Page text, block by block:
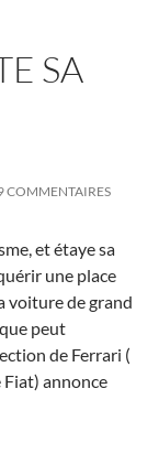
SA
COMMENTAIRES
et étaye sa
une place
voiture de grand
peut
de Ferrari (
annonce
nouvelle Grand